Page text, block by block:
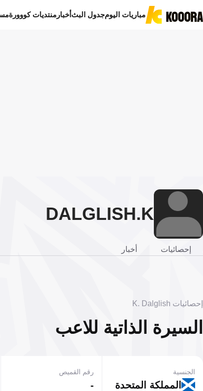
مباريات اليومجدول البثأخبار منتديات كووورة
K.
DALGLISH
إحصائيات أخبار
إحصائيات K. Dalglish
السيرة الذاتية للاعب
المملكة المتحدة
الجنسية
-
رقم القميص